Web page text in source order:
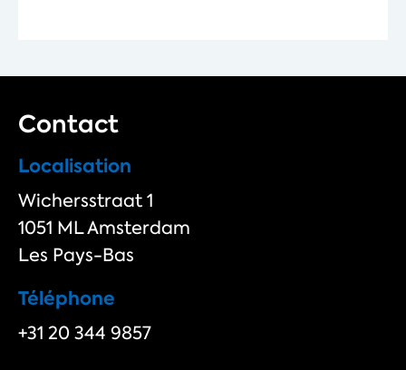
Contact
Localisation
Wichersstraat 1
1051 ML Amsterdam
Les Pays-Bas
Téléphone
+31 20 344 9857